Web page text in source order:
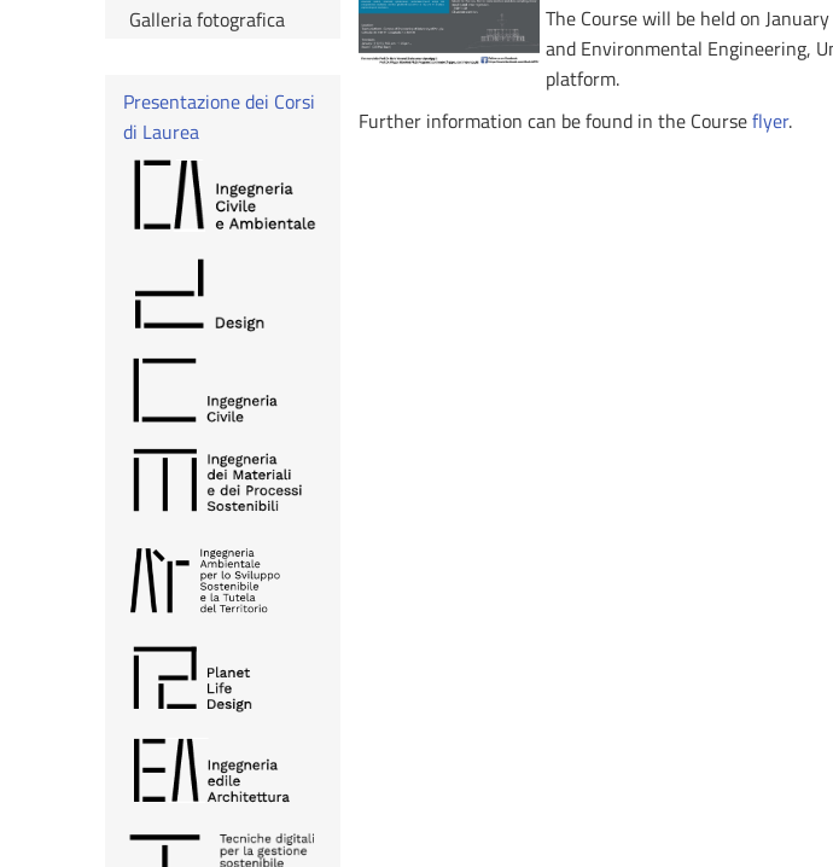
The Course will be held on
and Environmental Engineering,
platform.
Further information can be found in the Courseflyer.
Galleria fotografica
Presentazione dei Corsi
di Laurea